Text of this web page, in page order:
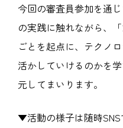
今回の審査員参加を通
の実践に触れながら、
ごとを起点に、テクノ
活かしていけるのかを
元してまいります。
▼活動の様子は随時SNS